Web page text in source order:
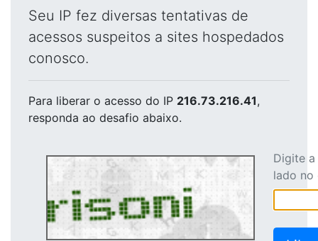
Seu IP fez diversas tentativas de
acessos suspeitos a sites hospedados
conosco.
Para liberar o acesso do IP 216.73.216.41,
responda ao desafio abaixo.
Digite
lado no